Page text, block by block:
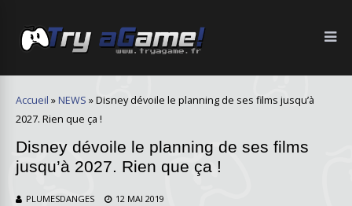
Accueil » NEWS »Disney dévoile le planning de ses films jusqu’à
2027. Rien que ça !
Disney dévoile le planning de ses films
jusqu’à 2027. Rien que ça !
PLUMESDANGES 12 MAI 2019